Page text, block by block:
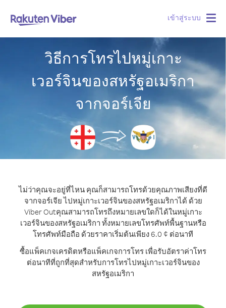
เข้าสู่ระบบ
วิธีการโทรไปหมู่เกาะ
เวอร์จินของสหรัฐอเมริกา
จากจอร์เจีย
ไม่ว่าคุณจะอยู่ที่ไหน คุณก็สามารถโทรด้วยคุณภาพเสียงที่ดี
จากจอร์เจีย ไปหมู่เกาะเวอร์จินของสหรัฐอเมริกาได้ ด้วย
Viber Outคุณสามารถโทรถึงหมายเลขใดก็ได้ในหมู่เกาะ
เวอร์จินของสหรัฐอเมริกา ทั้งหมายเลขโทรศัพท์พื้นฐานหรือ
โทรศัพท์มือถือ ด้วยราคาเริ่มต้นเพียง 6.0 ¢ ต่อนาที
ซื้อแพ็คเกจเครดิตหรือแพ็คเกจการโทร เพื่อรับอัตราค่าโทร
ต่อนาทีที่ถูกที่สุดสำหรับการโทรไปหมู่เกาะเวอร์จินของ
สหรัฐอเมริกา